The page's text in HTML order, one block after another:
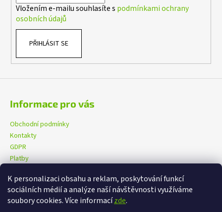
K personalizaci obsahu a reklam, poskytování funkcí
sociálních médií a analýze naší návštěvnosti využíváme
soubory cookies. Více informacízde.
Vložením e-mailu souhlasíte s podmínkami ochrany
osobních údajů
PŘIHLÁSIT SE
Informace pro vás
Obchodní podmínky
Kontakty
GDPR
Platby
eXtrem-audio na facebooku eXtrem-audio na Instagramu